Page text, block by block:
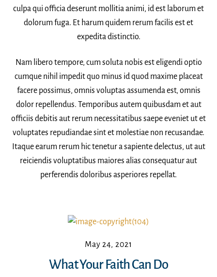
culpa qui officia deserunt mollitia animi, id est laborum et
dolorum fuga. Et harum quidem rerum facilis est et
expedita distinctio.
Nam libero tempore, cum soluta nobis est eligendi optio
cumque nihil impedit quo minus id quod maxime placeat
facere possimus, omnis voluptas assumenda est, omnis
dolor repellendus. Temporibus autem quibusdam et aut
officiis debitis aut rerum necessitatibus saepe eveniet ut et
voluptates repudiandae sint et molestiae non recusandae.
Itaque earum rerum hic tenetur a sapiente delectus, ut aut
reiciendis voluptatibus maiores alias consequatur aut
perferendis doloribus asperiores repellat.
May 24, 2021
What Your Faith Can Do